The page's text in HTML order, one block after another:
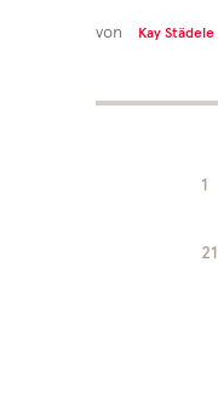
von Kay Städele
1
21